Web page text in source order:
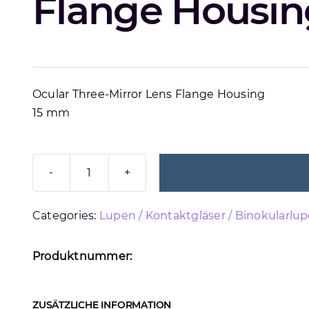
Flange
Ocular Three-Mirror Lens Flange Housing
15 mm
OCULAR
15
Categories: Lupen / Kontaktgläser /
Produktnummer:
ZUSÄTZLICHE INFORMATION